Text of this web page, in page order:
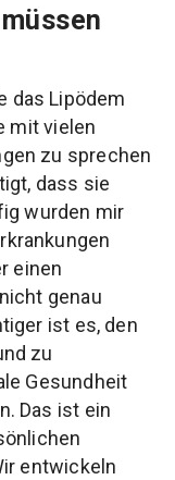
das Lipödem
mit vielen
zu sprechen
dass sie
wurden mir
einen
genau
ist es, den
zu
Gesundheit
Das ist ein
entwickeln